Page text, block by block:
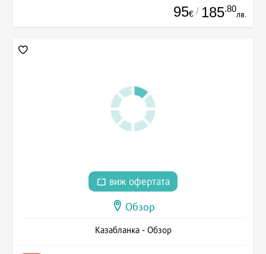
95€ / 185.80
лв.
виж офертата
Обзор
Казабланка - Обзор